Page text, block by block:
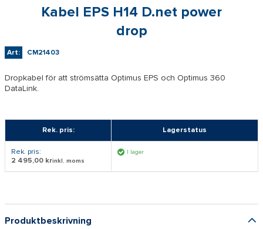
Kabel EPS H14 D.net power
drop
Art: CM21403
Dropkabel för att strömsätta Optimus EPS och Optimus 360
DataLink.
Rek. pris: Lagerstatus
Rek. pris:
2 495,00 krinkl. moms
I lager
Produktbeskrivning